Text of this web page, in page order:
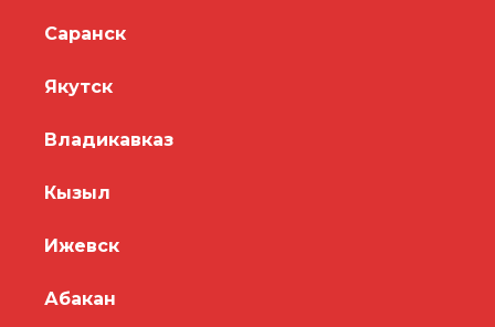
Саранск
Якутск
Владикавказ
Кызыл
Ижевск
Абакан